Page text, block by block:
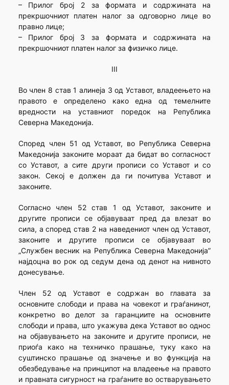
– Прилог број 2 за формата и содржината на
прекршочниот платен налог за одговорно лице во
правно лице;
– Прилог број 3 за формата и содржината на
прекршочниот платен налог за физичко лице.
III
Во член 8 став 1 алинеја 3 од Уставот, владеењето на
правото е определено како една од темелните
вредности на уставниот поредок на Република
Северна Македонија.
Според член 51 од Уставот, во Република Северна
Македонија законите мораат да бидат во согласност
со Уставот, а сите други прописи со Уставот и со
закон. Секој е должен да ги почитува Уставот и
законите.
Согласно член 52 став 1 од Уставот, законите и
другите прописи се објавуваат пред да влезат во
сила, а според став 2 на наведениот член од Уставот,
законите и другите прописи се објавуваат во
„Службен весник на Република Северна Македонија”
најдоцна во рок од седум дена од денот на нивното
донесување.
Член 52 од Уставот е содржан во главата за
основните слободи и права на човекот и граѓанинот,
конкретно во делот за гаранциите на основните
слободи и права, што укажува дека Уставот во однос
на објавувањето на законите и другите прописи, не
приоѓа како на техничко прашање, туку како на
суштинско прашање од значење и во функција на
обезбедување на принципот на владеење на правото
и правната сигурност на граѓаните во остварувањето